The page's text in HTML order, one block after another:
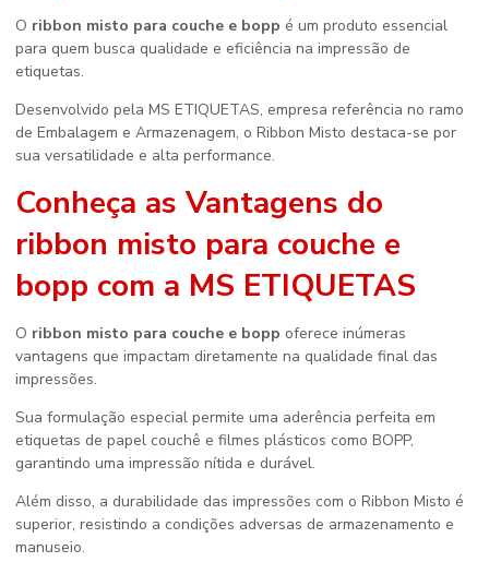
O ribbon misto para couche e bopp é um produto essencial
para quem busca qualidade e eficiência na impressão de
etiquetas.
Desenvolvido pela MS ETIQUETAS, empresa referência no ramo
de Embalagem e Armazenagem, o Ribbon Misto destaca-se por
sua versatilidade e alta performance.
Conheça as Vantagens do
ribbon misto para couche e
bopp com a MS ETIQUETAS
O ribbon misto para couche e bopp oferece inúmeras
vantagens que impactam diretamente na qualidade final das
impressões.
Sua formulação especial permite uma aderência perfeita em
etiquetas de papel couchê e filmes plásticos como BOPP,
garantindo uma impressão nítida e durável.
Além disso, a durabilidade das impressões com o Ribbon Misto é
superior, resistindo a condições adversas de armazenamento e
manuseio.